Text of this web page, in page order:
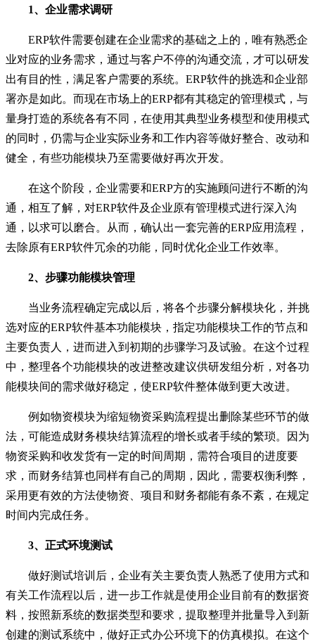
1、企业需求调研
ERP软件需要创建在企业需求的基础之上的，唯有熟悉企
业对应的业务需求，通过与客户不停的沟通交流，才可以研发
出有目的性，满足客户需要的系统。ERP软件的挑选和企业部
署亦是如此。而现在市场上的ERP都有其稳定的管理模式，与
量身打造的系统各有不同，在使用其典型业务模型和使用模式
的同时，仍需与企业实际业务和工作内容等做好整合、改动和
健全，有些功能模块乃至需要做好再次开发。
在这个阶段，企业需要和ERP方的实施顾问进行不断的沟
通，相互了解，对ERP软件及企业原有管理模式进行深入沟
通，以求可以磨合。从而，确认出一套完善的ERP应用流程，
去除原有ERP软件冗余的功能，同时优化企业工作效率。
2、步骤功能模块管理
当业务流程确定完成以后，将各个步骤分解模块化，并挑
选对应的ERP软件基本功能模块，指定功能模块工作的节点和
主要负责人，进而进入到初期的步骤学习及试验。在这个过程
中，整理各个功能模块的改进整改建议供研发组分析，对各功
能模块间的需求做好稳定，使ERP软件整体做到更大改进。
例如物资模块为缩短物资采购流程提出删除某些环节的做
法，可能造成财务模块结算流程的增长或者手续的繁琐。因为
物资采购和收发货有一定的时间周期，需符合项目的进度要
求，而财务结算也同样有自己的周期，因此，需要权衡利弊，
采用更有效的方法使物资、项目和财务都能有条不紊，在规定
时间内完成任务。
3、正式环境测试
做好测试培训后，企业有关主要负责人熟悉了使用方式和
有关工作流程以后，进一步工作就是使用企业目前有的数据资
料，按照新系统的数据类型和要求，提取整理并批量导入到新
创建的测试系统中，做好正式办公环境下的仿真模拟。在这个